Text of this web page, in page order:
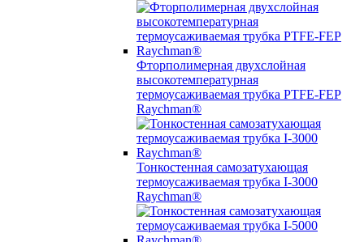
Фторполимерная двухслойная
высокотемпературная
термоусаживаемая трубка PTFE-FEP
Raychman®
Тонкостенная самозатухающая
термоусаживаемая трубка I-3000
Raychman®